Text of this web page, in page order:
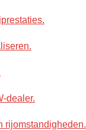
dealer.
rijomstandigheden.